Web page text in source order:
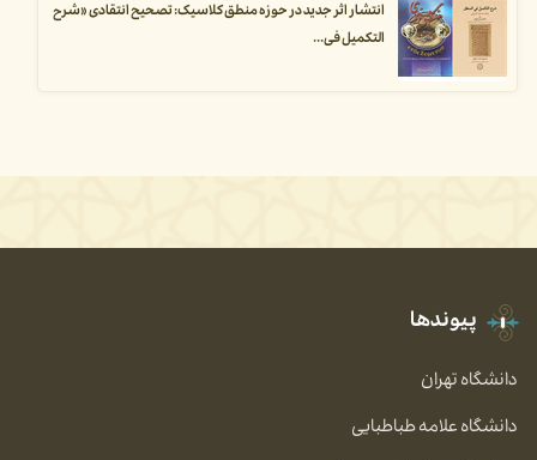
انتشار اثر جدید در حوزه منطق کلاسیک: تصحیح انتقادی «شرح
التکمیل فی...
پیوندها
دانشگاه تهران
دانشگاه علامه طباطبایی